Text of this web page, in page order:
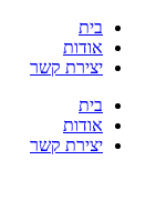
בית
אודות
יצירת קשר
בית
אודות
יצירת קשר